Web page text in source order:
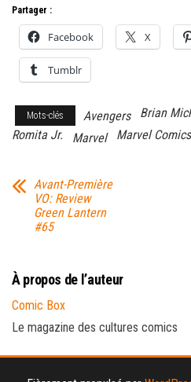
Partager :
Facebook X
Tumblr
Mots-clés Avengers Brian
Romita Jr.
Marvel Marvel Comics
Avant-Première
VO: Review
Green Lantern
#65
À propos de l’auteur
Comic Box
Le magazine des cultures comics